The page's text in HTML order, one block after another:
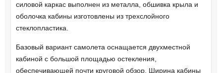
силовой каркас выполнен из металла, обшивка крыла и
оболочка кабины изготовлены из трехслойного
стеклопластика.
Базовый вариант самолета оснащается двухместной
кабиной с большой площадью остекления,
обеспечивающей почти круговой обзор. Ширина кабины